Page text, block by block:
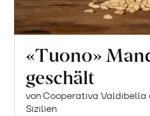
«Tuono»
geschält
von Cooperativa Valdibella
Sizilien